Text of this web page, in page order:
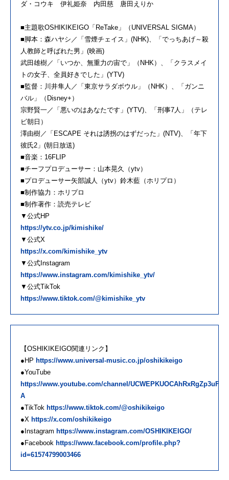
ダ・コウキ 伊礼姫奈 内田慈 唐田えりか
■主題歌OSHIKIKEIGO「ReTake」（UNIVERSAL SIGMA）
■脚本：森ハヤシ／「雪煙チェイス」(NHK)、「でっちあげ～殺
人教師と呼ばれた男」(映画)
武田雄樹／「いつか、無重力の宙で」（NHK）、「クラスメイ
トの女子、全員好きでした」(YTV)
■監督：川井隼人／「東京サラダボウル」（NHK）、「ガンニ
バル」（Disney+）
宗野賢一／「悪いのはあなたです」(YTV)、「刑事7人」（テレ
ビ朝日）
澤由樹／「ESCAPE それは誘拐のはずだった」(NTV)、「年下
彼氏2」(朝日放送)
■音楽：16FLIP
■チーフプロデューサー：山本晃久（ytv）
■プロデューサー矢部誠人（ytv）鈴木藍（ホリプロ）
■制作協力：ホリプロ
■制作著作：読売テレビ
▼公式HP
https://ytv.co.jp/kimishike/
▼公式X
https://x.com/kimishike_ytv
▼公式Instagram
https://www.instagram.com/kimishike_ytv/
▼公式TikTok
https://www.tiktok.com/@kimishike_ytv
【OSHIKIKEIGO関連リンク】
●HP https://www.universal-music.co.jp/oshikikeigo
●YouTube
https://www.youtube.com/channel/
A
●TikTok https://www.tiktok.com/@oshikikeigo
●X https://x.com/oshikikeigo
●Instagram https://www.instagram.com/OSHIKIKEIGO/
●Facebook https://www.facebook.com/profile.php?
id=61574799003466